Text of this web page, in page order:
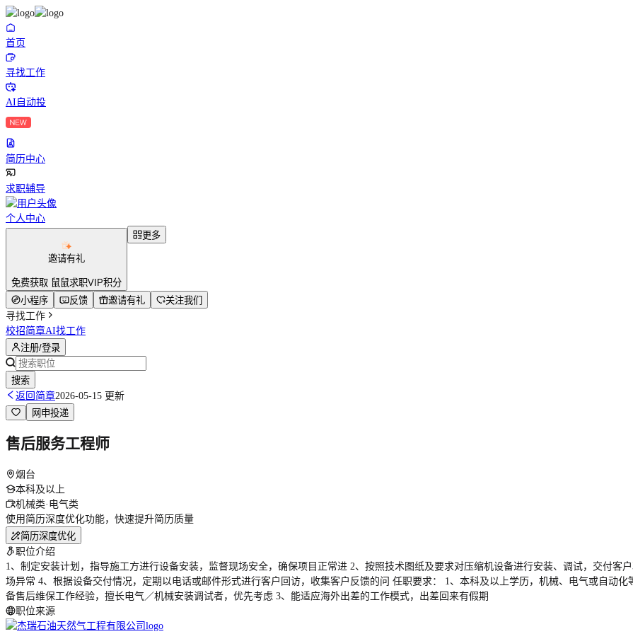
首页
寻找工作
AI自动投
简历中心
求职辅导
个人中心
邀请有礼
免费获取 鼠鼠求职VIP积分
更多
小程序 反馈 邀请有礼
关注我们
寻找工作
校招简章AI找工作
注册/登录
搜索
返回简章2026-05-15 更新
网申投递
售后服务工程师
烟台
本科及以上
机械类·电气类
使用简历深度优化功能，快速提升简历质量
简历深度优化
职位介绍
1、制定安装计划，指导施工方进行设备安装，监督现场安全，确保项目正常进 2、按照技术图纸及要求对压缩机设备进行安装、调试，交付客
场异常 4、根据设备交付情况，定期以电话或邮件形式进行客户回访，收集客户反馈的问 任职要求： 1、本科及以上学历，机械、电气或自动
备售后维保工作经验，擅长电气／机械安装调试者，优先考虑 3、能适应海外出差的工作模式，出差回来有假期
职位来源